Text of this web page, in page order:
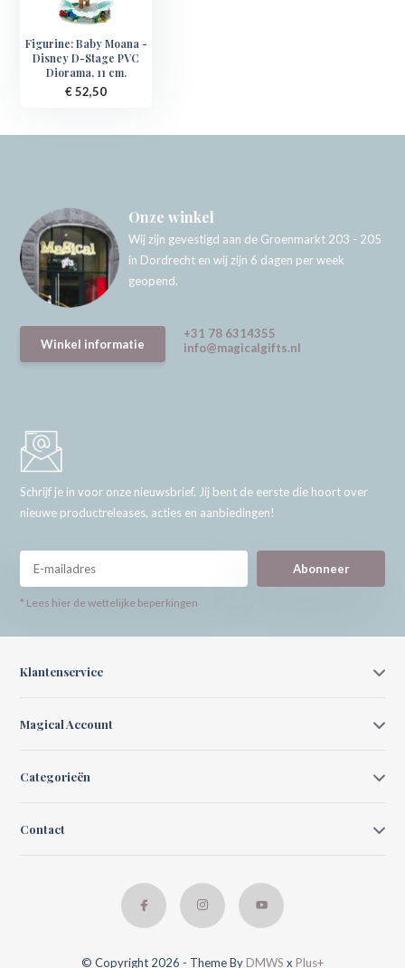
Figurine: Baby Moana -
Disney D-Stage PVC
Diorama, 11 cm.
€ 52,50
Onze winkel
Wij zijn gevestigd aan de Groenmarkt 203 - 205
in Dordrecht en wij zijn 6 dagen per week
geopend.
Winkel informatie
+31 78 6314355
info@magicalgifts.nl
Schrijf je in voor onze nieuwsbrief. Jij bent de eerste die hoort over
nieuwe productreleases, acties en aanbiedingen!
Abonneer
* Lees hier de wettelijke beperkingen
Klantenservice
Magical Account
Categorieën
Contact
© Copyright 2026 - Theme By DMWS x Plus+